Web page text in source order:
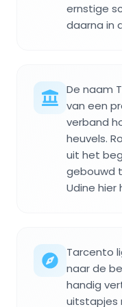
ernstige
daarna in
De naam
van een
verband
heuvels.
uit het
gebouwd
Udine hier
Tarcento
naar de
handig
uitstapjes